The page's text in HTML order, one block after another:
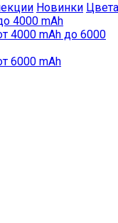
Новинки Цвета
4000 mAh
4000 mAh до 6000
6000 mAh